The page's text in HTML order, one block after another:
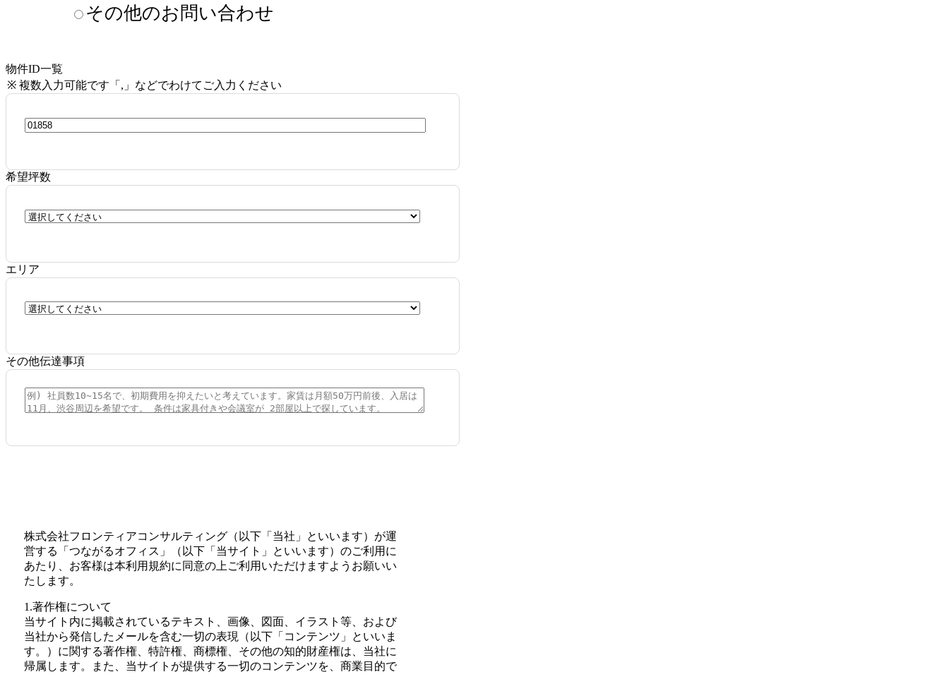
その他のお問い合わせ
物件ID一覧
※ 複数入力可能です「,」などでわけてご入力ください
希望坪数
エリア
その他伝達事項
株式会社フロンティアコンサルティング（以下「当社」といいます）が運
営する「つながるオフィス」（以下「当サイト」といいます）のご利用に
あたり、お客様は本利用規約に同意の上ご利用いただけますようお願いい
たします。
1.著作権について
当サイト内に掲載されているテキスト、画像、図面、イラスト等、および
当社から発信したメールを含む一切の表現（以下「コンテンツ」といいま
す。）に関する著作権、特許権、商標権、その他の知的財産権は、当社に
帰属します。また、当サイトが提供する一切のコンテンツを、商業目的で